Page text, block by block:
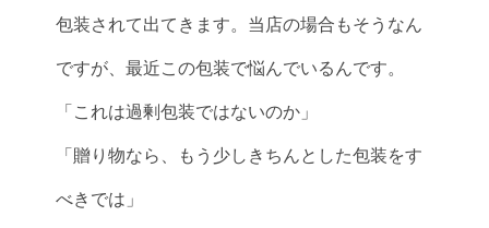
包装されて出てきます。当店の場合もそうなん
ですが、最近この包装で悩んでいるんです。
「これは過剰包装ではないのか」
「贈り物なら、もう少しきちんとした包装をす
べきでは」